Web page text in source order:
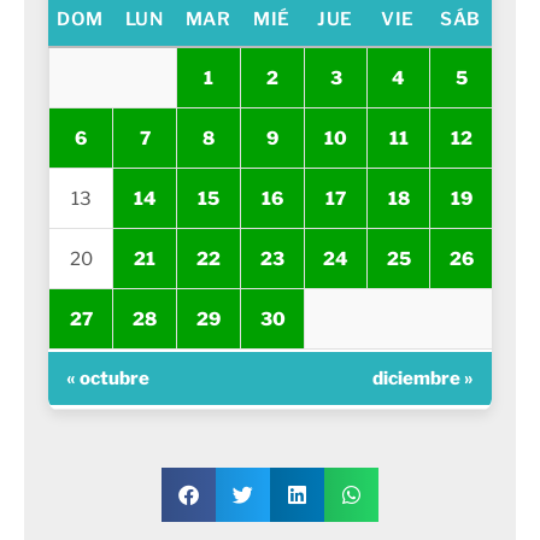
DOM LUN MAR MIÉ JUE VIE SÁB
1 2 3 4 5
6 7 8 9 10 11 12
13 14 15 16 17 18 19
20 21 22 23 24 25 26
27 28 29 30
« octubre diciembre »